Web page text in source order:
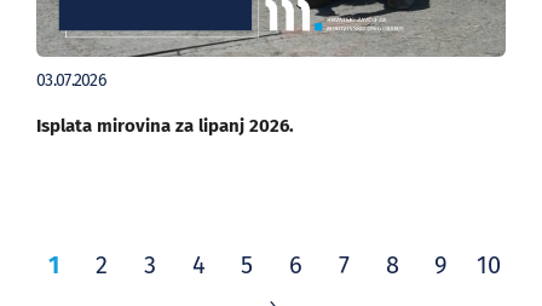
03.07.2026
Isplata mirovina za lipanj 2026.
1 2 3 4 5 6 7 8 9 10